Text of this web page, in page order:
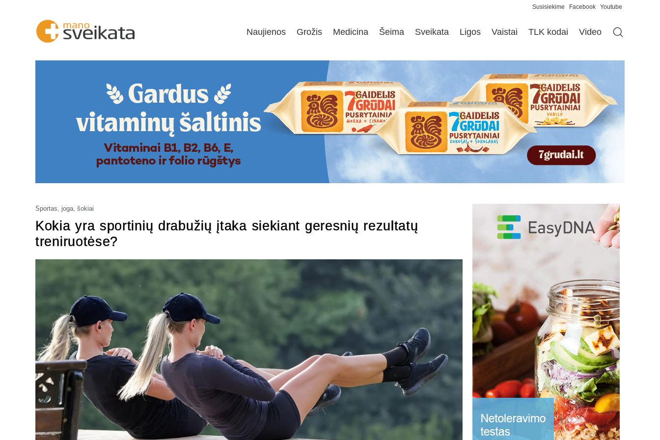
Susisiekime Facebook Youtube
Naujienos Grožis Medicina Šeima Sveikata Ligos Vaistai TLK kodai Video
Sportas, joga, šokiai
Kokia yra sportinių drabužių įtaka siekiant geresnių rezultatų
treniruotėse?